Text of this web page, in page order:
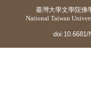
臺灣大學文學院佛
National Taiwan
doi:10.6681/